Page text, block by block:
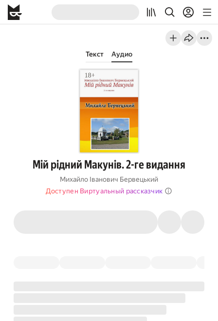
Текст Аудио
Мій рідний Макунів. 2-ге видання
Михайло Іванович Бервецький
Доступен Виртуальный рассказчик